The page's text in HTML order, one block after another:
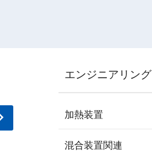
エンジニアリング
加熱装置
混合装置関連